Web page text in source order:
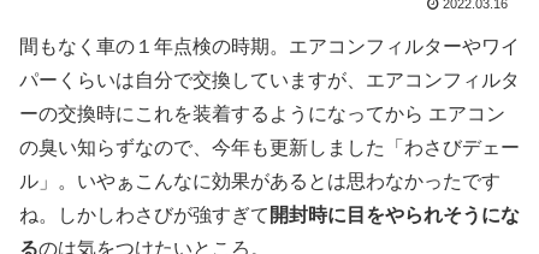
2022.03.16
間もなく車の１年点検の時期。エアコンフィルターやワイ
パーくらいは自分で交換していますが、エアコンフィルタ
ーの交換時にこれを装着するようになってから エアコン
の臭い知らずなので、今年も更新しました「わさびデェー
ル」。いやぁこんなに効果があるとは思わなかったです
ね。しかしわさびが強すぎて 開封時に目をやられそうにな
るのは気をつけたいところ。